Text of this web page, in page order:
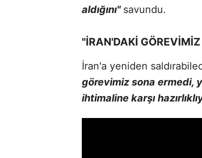
aldığını" savundu.
"İRAN'DAKİ
İran'a yeniden
görevimiz sona ermedi,
ihtimaline karşı